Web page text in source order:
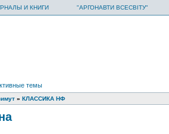
И КНИГИ "АРГОНАВТИ ВСЕСВІТУ"
темы
» КЛАССИКА НФ